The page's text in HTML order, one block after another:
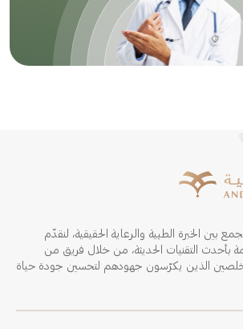
بين الخبرة الطبية والرعاية الحقيقية، لنقدّم
بأحدث التقنيات الحديثة، من خلال فريق من
الذين يكرّسون جهودهم لتحسين جودة حياة